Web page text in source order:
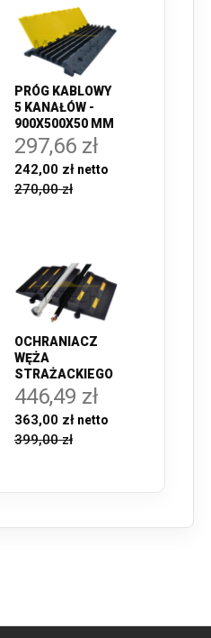
PRÓG KABLOWY
5 KANAŁÓW -
900X500X50 MM
297,66 zł
242,00 zł
270,00 zł
OCHRANIACZ
WĘŻA
STRAŻACKIEGO
446,49 zł
363,00 zł
399,00 zł